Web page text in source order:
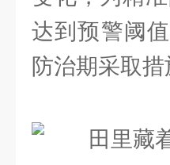
达到预警阈
防治期采取